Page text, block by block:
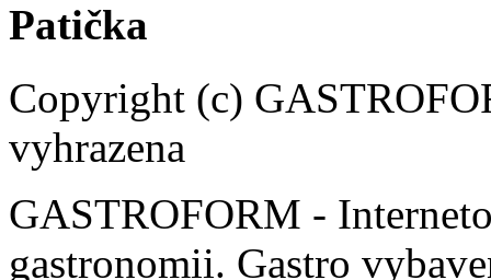
Patička
Copyright (c)
vyhrazena
GASTROFORM -
gastronomii. Gastro